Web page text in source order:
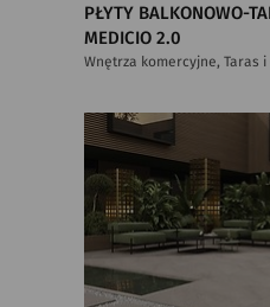
PŁYTY BALKONOWO-
MEDICIO 2.0
Wnętrza komercyjne, Taras i